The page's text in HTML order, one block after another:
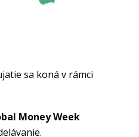
sa koná v rámci
Money Week